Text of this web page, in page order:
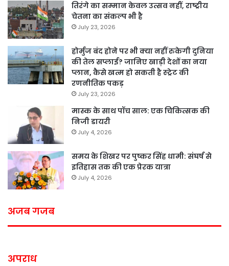
तिरंगे का सम्मान केवल उत्सव नहीं, राष्ट्रीय
चेतना का संकल्प भी है
July 23, 2026
होर्मुज बंद होने पर भी क्या नहीं रुकेगी दुनिया
की तेल सप्लाई? जानिए खाड़ी देशों का नया
प्लान, कैसे खत्म हो सकती है स्ट्रेट की
रणनीतिक पकड़
July 23, 2026
मास्क के साथ पॉच साल: एक चिकित्सक की
निजी डायरी
July 4, 2026
समय के शिखर पर पुष्कर सिंह धामी: संघर्ष से
इतिहास तक की एक प्रेरक यात्रा
July 4, 2026
अजब गजब
अपराध